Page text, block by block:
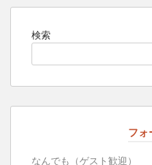
検索
フォ
なんでも（ゲスト歓迎）